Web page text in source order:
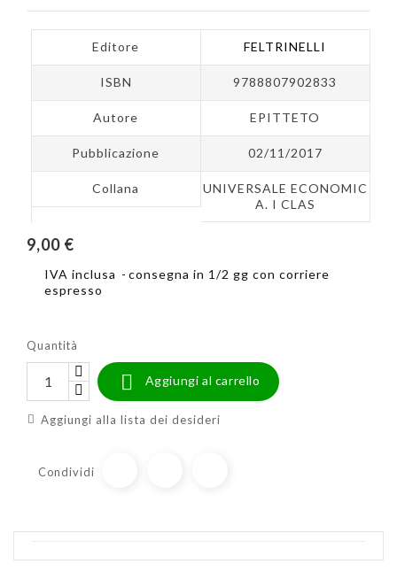
Editore FELTRINELLI
ISBN 9788807902833
Autore EPITTETO
Pubblicazione 02/11/2017
Collana
UNIVERSALE ECONOMIC
A. I CLAS
9,00 €
IVA inclusa
consegna in 1/2 gg con corriere
espresso
Quantità
 Aggiungi al carrello
Aggiungi alla lista dei desideri
Condividi